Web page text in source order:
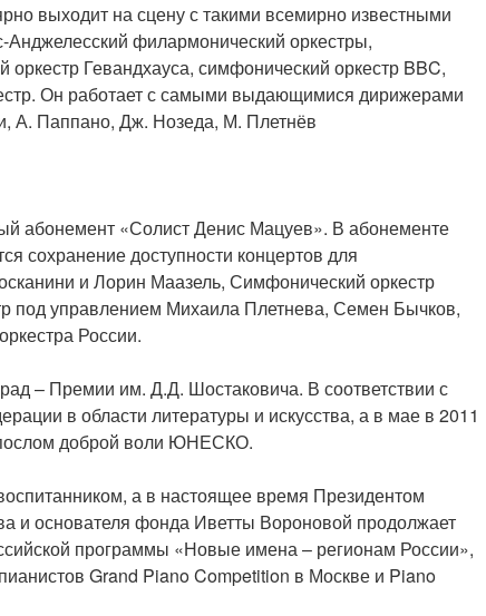
выходит на сцену с такими всемирно известными
Анджелесский филармонический оркестры,
Гевандхауса, симфонический оркестр BBC,
Он работает с самыми выдающимися дирижерами
А. Паппано, Дж. Нозеда, М. Плетнёв
абонемент «Солист Денис Мацуев». В абонементе
сохранение доступности концертов для
и Лорин Маазель, Симфонический оркестр
под управлением Михаила Плетнева, Семен Бычков,
России.
– Премии им. Д.Д. Шостаковича. В соответствии с
в области литературы и искусства, а в мае в 2011
доброй воли ЮНЕСКО.
а в настоящее время Президентом
и основателя фонда Иветты Вороновой продолжает
программы «Новые имена – регионам России»,
Grand Piano Competition в Москве и Piano